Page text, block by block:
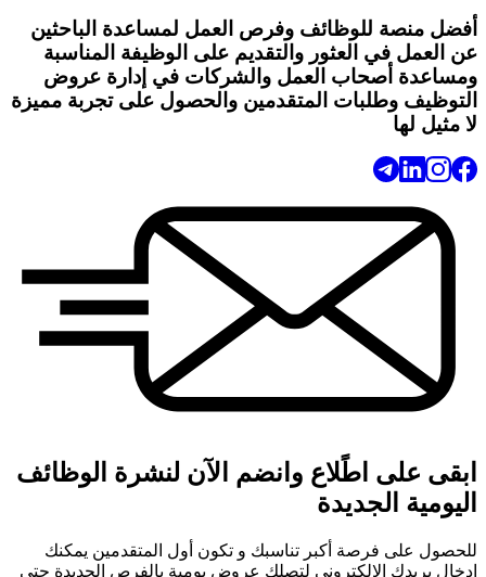
أفضل منصة للوظائف وفرص العمل لمساعدة الباحثين
عن العمل في العثور والتقديم على الوظيفة المناسبة
ومساعدة أصحاب العمل والشركات في إدارة عروض
التوظيف وطلبات المتقدمين والحصول على تجربة مميزة
لا مثيل لها
ابقى على اطًلاع وانضم الآن لنشرة الوظائف
اليومية الجديدة
للحصول على فرصة أكبر تناسبك و تكون أول المتقدمين يمكنك
إدخال بريدك الالكتروني لتصلك عروض يومية بالفرص الجديدة حتى